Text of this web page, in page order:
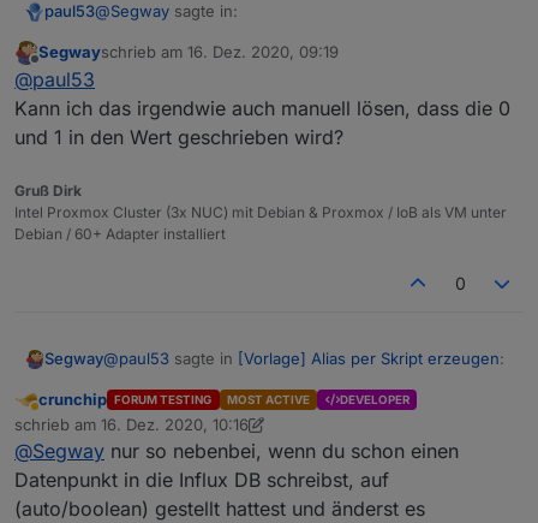
paul53@Segway sagte in:
type = "string" ist zwar falsch, hat aber auf die Reaktion
was sie an der Stelle lesen.
Offline
Segwayschrieb am 16. Dez. 2020, 09:19
zuletzt editiert von
@paul53
Kann ich das irgendwie auch manuell lösen, dass die 0
und 1 in den Wert geschrieben wird?
Gruß Dirk
Intel Proxmox Cluster (3x NUC) mit Debian & Proxmox / IoB als VM unter
Debian / 60+ Adapter installiert
0
Segway@paul53 sagte in [Vorlage] Alias per Skript erzeugen:
Das Problem mit der DB ist eher der
"storageType".
Ja das hatte ich auch gelesen und habe es einfach
per Hand geändert unter RAW aber dann schreibt die
Influx nicht mehr da sie den Datentyp nicht kennt :-(
Abwesend
crunchip FORUM TESTING MOST ACTIVE DEVELOPER
schrieb am 16. Dez. 2020, 10:16
zuletzt editiert von crunchip
@Segway nur so nebenbei, wenn du schon einen
Datenpunkt in die Influx DB schreibst, auf
(auto/boolean) gestellt hattest und änderst es